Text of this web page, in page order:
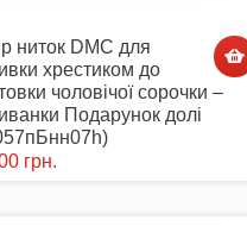
ниток DMC для
хрестиком до
чоловічої сорочки –
Подарунок долі
грн.